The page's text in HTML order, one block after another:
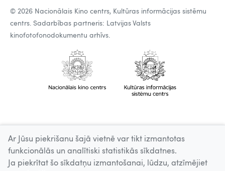
© 2026 Nacionālais Kino centrs, Kultūras informācijas sistēmu
centrs. Sadarbības partneris: Latvijas Valsts
kinofotofonodokumentu arhīvs.
Ar Jūsu piekrišanu šajā vietnē var tikt izmantotas
funkcionālās un analītiski statistikās sīkdatnes.
Ja piekrītat šo sīkdatņu izmantošanai, lūdzu, atzīmējiet